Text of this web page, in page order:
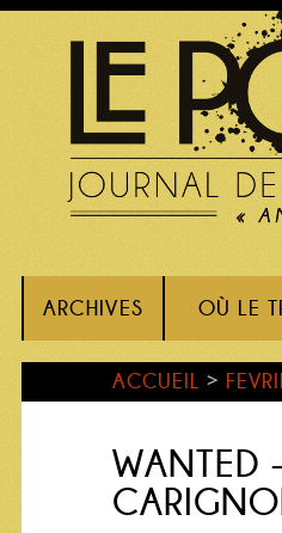
ARCHIVES OÙ LE
ACCUEIL >
WANTED